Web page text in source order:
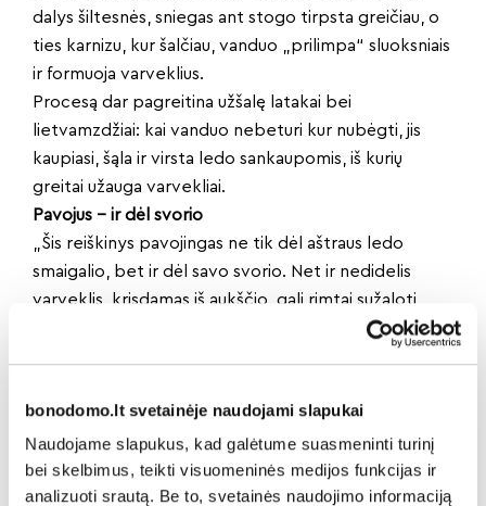
bonodomo.lt svetainėje naudojami slapukai
Naudojame slapukus, kad galėtume suasmeninti turinį
bei skelbimus, teikti visuomeninės medijos funkcijas ir
analizuoti srautą. Be to, svetainės naudojimo informaciją
dalys šiltesnės, sniegas ant stogo tirpsta greičiau, o
ties karnizu, kur šalčiau, vanduo „prilimpa“ sluoksniais
ir formuoja varveklius.
Procesą dar pagreitina užšalę latakai bei
lietvamzdžiai: kai vanduo nebeturi kur nubėgti, jis
kaupiasi, šąla ir virsta ledo sankaupomis, iš kurių
greitai užauga varvekliai.
Pavojus – ir dėl svorio
„Šis reiškinys pavojingas ne tik dėl aštraus ledo
smaigalio, bet ir dėl savo svorio. Net ir nedidelis
varveklis, krisdamas iš aukščio, gali rimtai sužaloti
praeivį – ledo sankaupos krenta staiga, be jokio
pėsčiųjų zonose prie įėjimų, laiptinių, takų palei
namus. Neretai nuo krentančio ledo nukenčia ir
turtas – apgadinti gali būti automobiliai, stogeliai,
balkonų elementai, latakai, fasado apdaila.